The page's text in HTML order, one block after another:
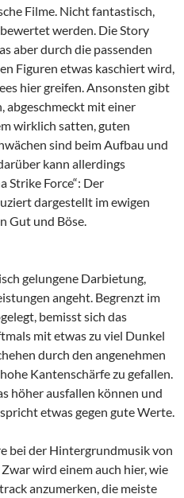
Filme. Nicht fantastisch,
werden. Die Story
aber durch die passenden
Figuren etwas kaschiert wird,
hier greifen. Ansonsten gibt
abgeschmeckt mit einer
wirklich satten, guten
sind beim Aufbau und
kann allerdings
Strike Force“: Der
dargestellt im ewigen
Gut und Böse.
gelungene Darbietung,
angeht. Begrenzt im
bemisst sich das
mit etwas zu viel Dunkel
durch den angenehmen
Kantenschärfe zu gefallen.
höher ausfallen können und
etwas gegen gute Werte.
bei der Hintergrundmusik von
wird einem auch hier, wie
anzumerken, die meiste